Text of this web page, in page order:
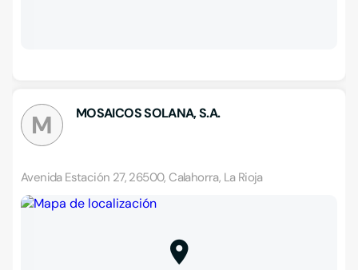
M MOSAICOS SOLANA, S.A.
Avenida Estación 27, 26500, Calahorra, La Rioja